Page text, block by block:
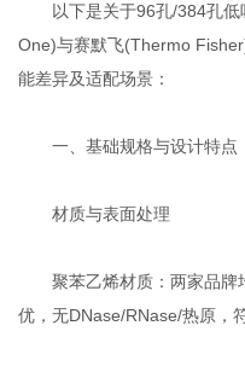
以下是关于96孔/384孔低
One)与赛默飞(Thermo
能差异及适配场景：
一、基础规格与设计特点
材质与表面处理‌
聚苯乙烯材质‌：两家品牌
优，无DNase/RNase/热原，